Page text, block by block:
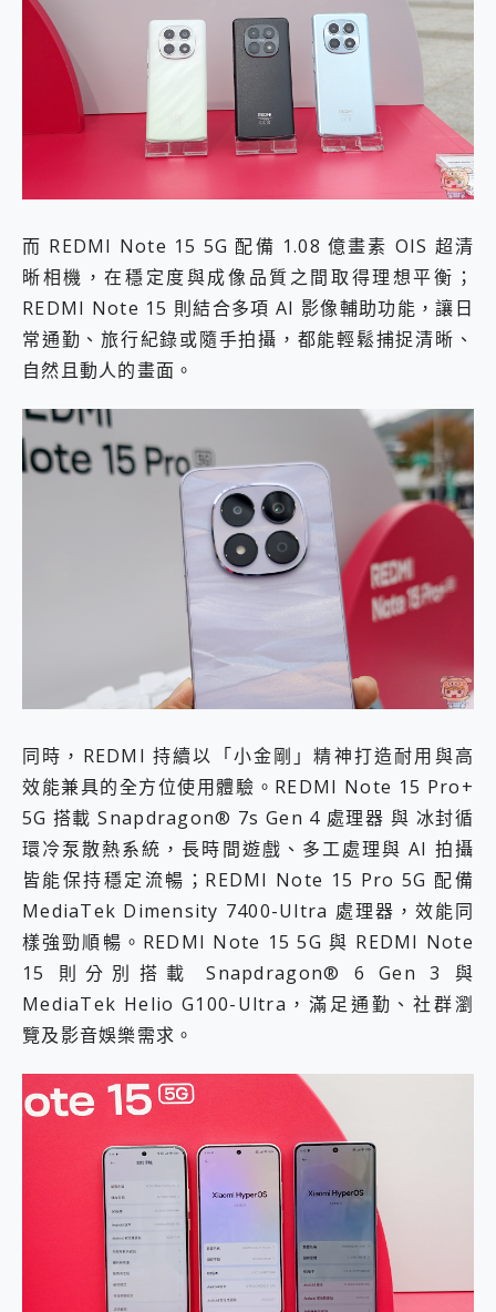
而 REDMI Note 15 5G 配備 1.08 億畫素 OIS 超清
晰相機，在穩定度與成像品質之間取得理想平衡；
REDMI Note 15 則結合多項 AI 影像輔助功能，讓日
常通勤、旅行紀錄或隨手拍攝，都能輕鬆捕捉清晰、
自然且動人的畫面。
同時，REDMI 持續以「小金剛」精神打造耐用與高
效能兼具的全方位使用體驗。REDMI Note 15 Pro+
5G 搭載 Snapdragon® 7s Gen 4 處理器 與 冰封循
環冷泵散熱系統，長時間遊戲、多工處理與 AI 拍攝
皆能保持穩定流暢；REDMI Note 15 Pro 5G 配備
MediaTek Dimensity 7400-Ultra 處理器，效能同
樣強勁順暢。REDMI Note 15 5G 與 REDMI Note
15 則分別搭載 Snapdragon® 6 Gen 3 與
MediaTek Helio G100-Ultra，滿足通勤、社群瀏
覽及影音娛樂需求。